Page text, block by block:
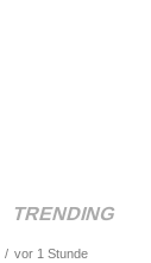
TRENDING
vor 1 Stunde